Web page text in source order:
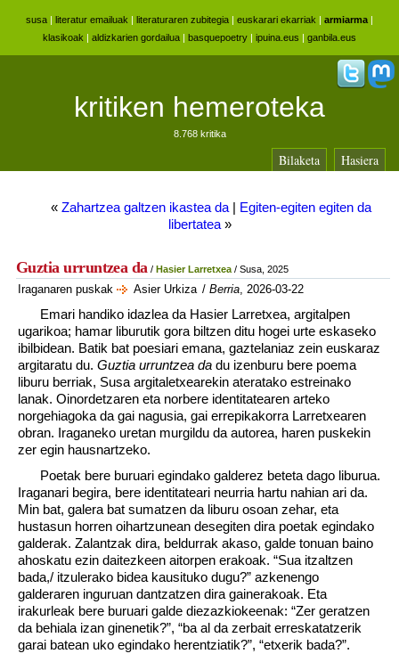
susa | literatur emailuak | literaturaren zubitegia | euskarari ekarriak | armiarma |
klasikoak | aldizkarien gordailua | basquepoetry | ipuina.eus | ganbila.eus
kritiken hemeroteka
8.768 kritika
Bilaketa Hasiera
« Zahartzea galtzen ikastea da| Egiten-egiten egiten da
libertatea»
Guztia urruntzea da/ Hasier Larretxea/ Susa, 2025
Iraganaren puskak Asier Urkiza / Berria, 2026-03-22
Emari handiko idazlea da Hasier Larretxea, argitalpen
ugarikoa; hamar liburutik gora biltzen ditu hogei urte eskaseko
ibilbidean. Batik bat poesiari emana, gaztelaniaz zein euskaraz
argitaratu du. Guztia urruntzea da du izenburu bere poema
liburu berriak, Susa argitaletxearekin ateratako estreinako
lanak. Oinordetzaren eta norbere identitatearen arteko
norgehiagoka da gai nagusia, gai errepikakorra Larretxearen
obran. Iraganeko uretan murgildu da autorea, haren puskekin
zer egin hausnartzeko.
Poetak bere buruari egindako galderez beteta dago liburua.
Iraganari begira, bere identitateari neurria hartu nahian ari da.
Min bat, galera bat sumatzen da liburu osoan zehar, eta
hustasun horren oihartzunean desegiten dira poetak egindako
galderak. Zalantzak dira, beldurrak akaso, galde tonuan baino
ahoskatu ezin daitezkeen aitorpen erakoak. “Sua itzaltzen
bada,/ itzulerako bidea kausituko dugu?” azkenengo
galderaren inguruan dantzatzen dira gainerakoak. Eta
irakurleak bere buruari galde diezazkiokeenak: “Zer geratzen
da behiala izan ginenetik?”, “ba al da zerbait erreskatatzerik
garai batean uko egindako herentziatik?”, “etxerik bada?”.